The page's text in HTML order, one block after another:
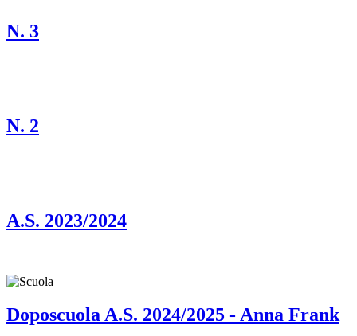
N. 3
N. 2
A.S. 2023/2024
Doposcuola A.S. 2024/2025 - Anna Frank